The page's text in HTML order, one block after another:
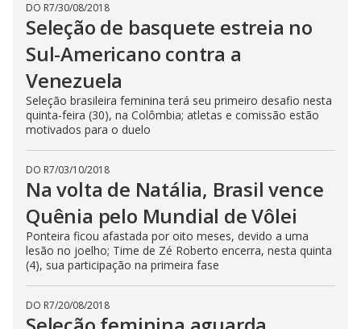
DO R7/30/08/2018
Seleção de basquete estreia no
Sul-Americano contra a
Venezuela
Seleção brasileira feminina terá seu primeiro desafio nesta
quinta-feira (30), na Colômbia; atletas e comissão estão
motivados para o duelo
DO R7/03/10/2018
Na volta de Natália, Brasil vence
Quênia pelo Mundial de Vôlei
Ponteira ficou afastada por oito meses, devido a uma
lesão no joelho; Time de Zé Roberto encerra, nesta quinta
(4), sua participação na primeira fase
DO R7/20/08/2018